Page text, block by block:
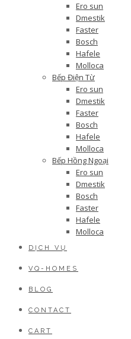
Ero sun
Dmestik
Faster
Bosch
Hafele
Molloca
Bếp Điện Từ
Ero sun
Dmestik
Faster
Bosch
Hafele
Molloca
Bếp Hồng Ngoại
Ero sun
Dmestik
Bosch
Faster
Hafele
Molloca
DỊCH VỤ
VQ-HOMES
BLOG
CONTACT
CART